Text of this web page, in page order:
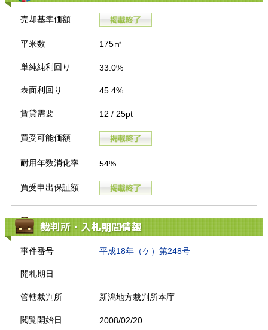
売却基準価額
平米数 175㎡
単純純利回り 33.0%
表面利回り 45.4%
賃貸需要 12 / 25pt
買受可能価額
耐用年数消化率 54%
買受申出保証額
裁判所・入札期間情報
事件番号 平成18年（ケ）第248号
開札期日
管轄裁判所 新潟地方裁判所本庁
閲覧開始日 2008/02/20